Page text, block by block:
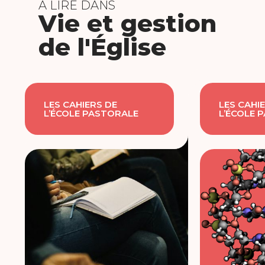
À LIRE DANS
Vie et gestion
de l'Église
LES CAHIERS DE
L’ÉCOLE PASTORALE
LES
L’ÉCOLE